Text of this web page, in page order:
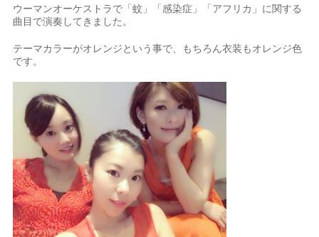
ウーマンオーケストラで「蚊」「感染症」「アフリカ」に関する
曲目で演奏してきました。
テーマカラーがオレンジという事で、もちろん衣装もオレンジ色
です。